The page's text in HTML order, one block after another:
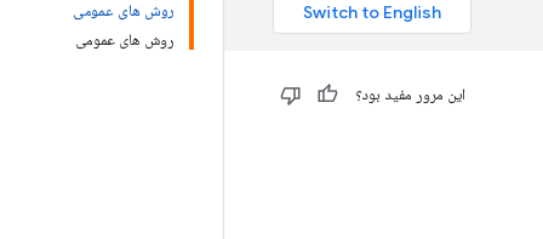
روش های عمومی
روش های عمومی
این مرور مفید بود؟